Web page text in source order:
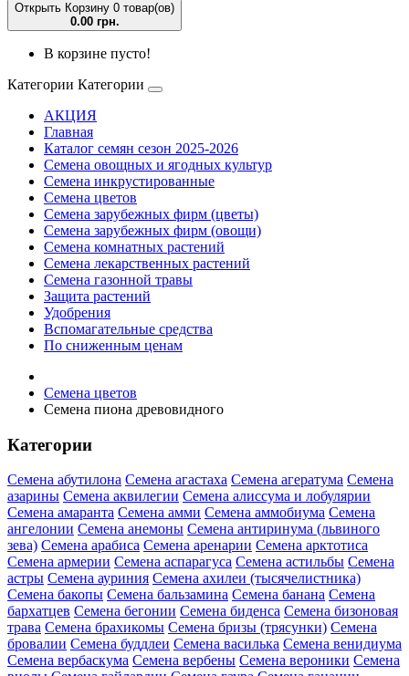
Открыть Корзину 0 товар(ов)
0.00 грн.
В корзине пусто!
Категории Категории
АКЦИЯ
Главная
Каталог семян сезон 2025-2026
Семена овощных и ягодных культур
Семена инкрустированные
Семена цветов
Семена зарубежных фирм (цветы)
Семена зарубежных фирм (овощи)
Семена комнатных растений
Семена лекарственных растений
Семена газонной травы
Защита растений
Удобрения
Вспомагательные средства
По сниженным ценам
Семена цветов
Семена пиона древовидного
Категории
Семена абутилона Семена агастаха Семена агератума Семена
азарины Семена аквилегии Семена алиссума и лобулярии
Семена амаранта Семена амми Семена аммобиума Семена
ангелонии Семена анемоны Семена антиринума (львиного
зева) Семена арабиса Семена аренарии Семена арктотиса
Семена армерии Семена аспарагуса Семена астильбы Семена
астры Семена ауриния Семена ахилеи (тысячелистника)
Семена бакопы Семена бальзамина Семена банана Семена
бархатцев Семена бегонии Семена биденса Семена бизоновая
трава Семена брахикомы Семена бризы (трясунки) Семена
бровалии Семена буддлеи Семена василька Семена венидиума
Семена вербаскума Семена вербены Семена вероники Семена